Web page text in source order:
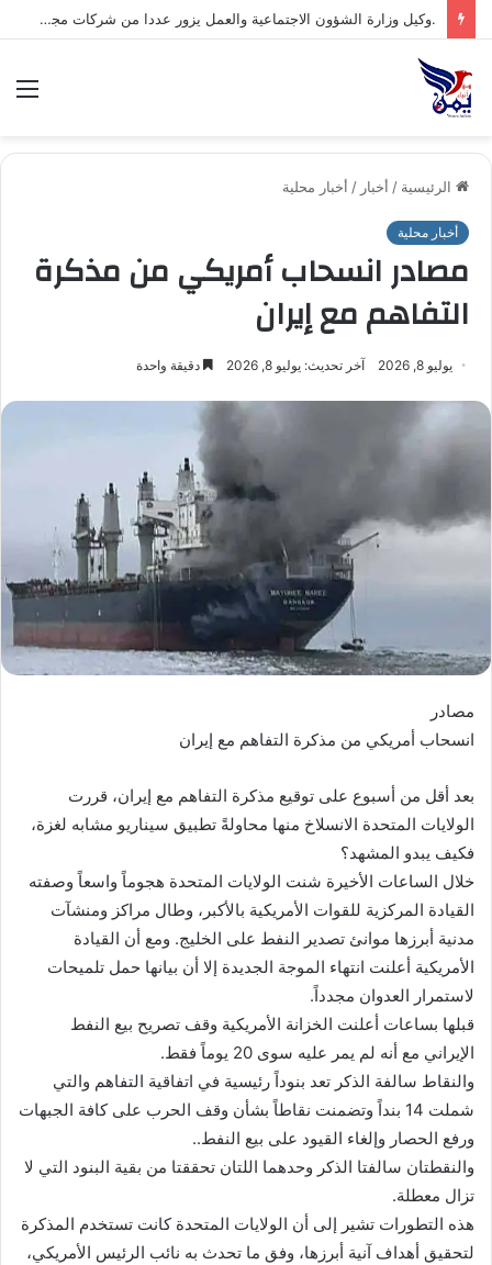
.السلطة المحلية بمحافظة شبوة تبارك العملية العسكرية النوعية للقوات المسلحة اليمنية ضد تحشيدات العدو السعودي
الرئيسية / أخبار / أخبار محلية
أخبار محلية
مصادر انسحاب أمريكي من مذكرة
التفاهم مع إيران
يوليو 8, 2026 آخر تحديث: يوليو 8, 2026 دقيقة واحدة
مصادر
انسحاب أمريكي من مذكرة التفاهم مع إيران
بعد أقل من أسبوع على توقيع مذكرة التفاهم مع إيران، قررت
الولايات المتحدة الانسلاخ منها محاولةً تطبيق سيناريو مشابه لغزة،
فكيف يبدو المشهد؟
خلال الساعات الأخيرة شنت الولايات المتحدة هجوماً واسعاً وصفته
القيادة المركزية للقوات الأمريكية بالأكبر، وطال مراكز ومنشآت
مدنية أبرزها موانئ تصدير النفط على الخليج. ومع أن القيادة
الأمريكية أعلنت انتهاء الموجة الجديدة إلا أن بيانها حمل تلميحات
لاستمرار العدوان مجدداً.
قبلها بساعات أعلنت الخزانة الأمريكية وقف تصريح بيع النفط
الإيراني مع أنه لم يمر عليه سوى 20 يوماً فقط.
والنقاط سالفة الذكر تعد بنوداً رئيسية في اتفاقية التفاهم والتي
شملت 14 بنداً وتضمنت نقاطاً بشأن وقف الحرب على كافة الجبهات
ورفع الحصار وإلغاء القيود على بيع النفط..
والنقطتان سالفتا الذكر وحدهما اللتان تحققتا من بقية البنود التي لا
تزال معطلة.
هذه التطورات تشير إلى أن الولايات المتحدة كانت تستخدم المذكرة
لتحقيق أهداف آنية أبرزها، وفق ما تحدث به نائب الرئيس الأمريكي،